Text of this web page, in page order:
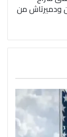
ودميرتاش من